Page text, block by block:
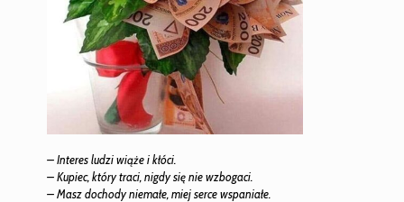
– Interes ludzi wiąże i kłóci.
– Kupiec, który traci, nigdy się nie wzbogaci.
– Masz dochody niemałe, miej serce wspaniałe.